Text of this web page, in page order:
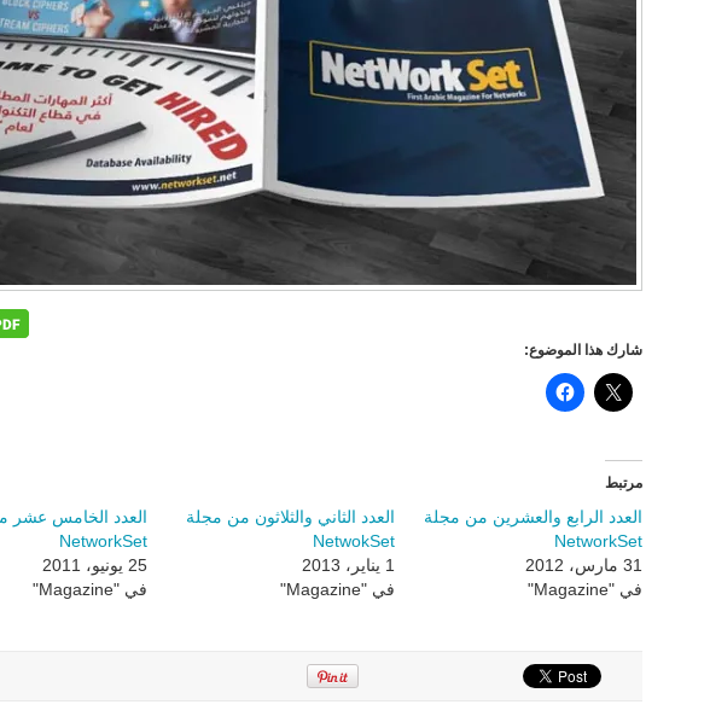
شارك هذا الموضوع:
مرتبط
العدد الرابع والعشرين من مجلة
NetworkSet
31 مارس، 2012
في "Magazine"
العدد الثاني والثلاثون من مجلة
NetwokSet
1 يناير، 2013
في "Magazine"
العدد الخامس عشر
NetworkSet
25 يونيو، 2011
في "Magazine"